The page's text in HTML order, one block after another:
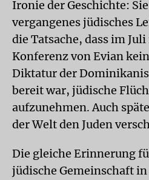
Ironie der Geschichte:
vergangenes jüdisches
die Tatsache, dass im Juli
Konferenz von Evian
Diktatur der
bereit war, jüdische
aufzunehmen. Auch
der Welt den Juden
Die gleiche Erinnerung
jüdische Gemeinschaft